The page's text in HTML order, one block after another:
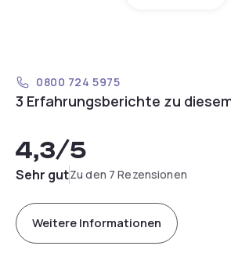
0800 724 5975
3 Erfahrungsberichte zu
4,3/5
Sehr gutZu den 7 Rezensionen
Weitere Informationen